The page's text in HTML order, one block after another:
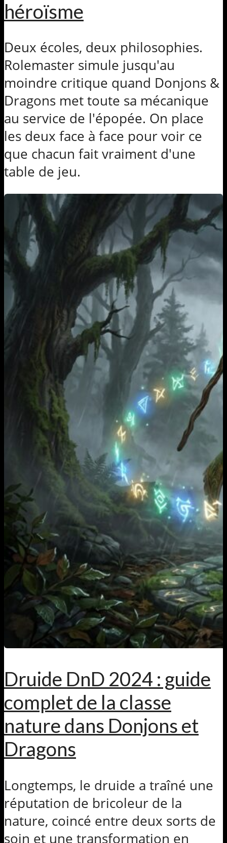
héroïsme
Deux écoles, deux philosophies.
Rolemaster simule jusqu'au
moindre critique quand Donjons &
Dragons met toute sa mécanique
au service de l'épopée. On place
les deux face à face pour voir ce
que chacun fait vraiment d'une
table de jeu.
Druide DnD 2024 : guide
complet de la classe
nature dans Donjons et
Dragons
Longtemps, le druide a traîné une
réputation de bricoleur de la
nature, coincé entre deux sorts de
soin et une transformation en